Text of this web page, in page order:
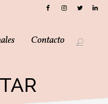
Contacto